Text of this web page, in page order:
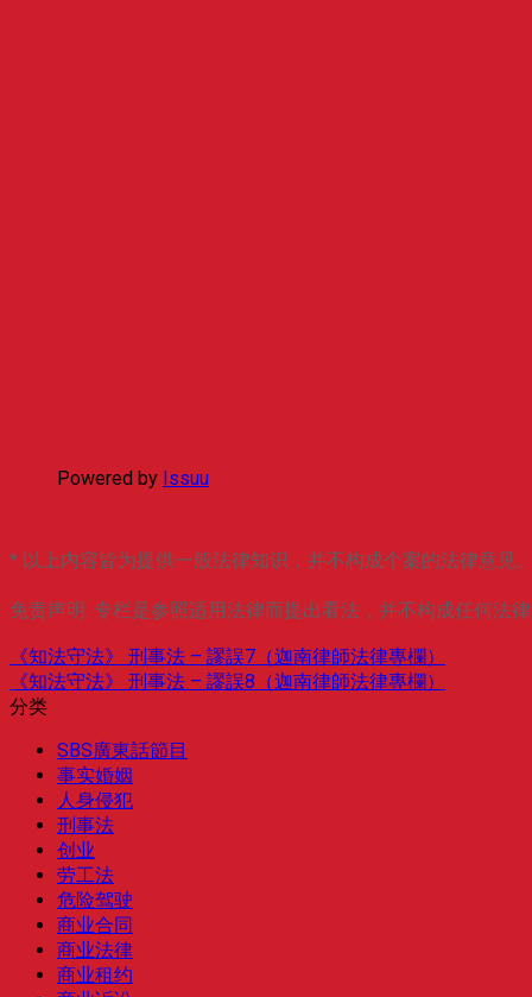
Powered by Issuu
* 以上内容皆为提供一般法律知识，并不构成个案的法律意见
免责声明: 专栏是参照适用法​​律而提出看法，并不构成任何法
《知法守法》 刑事法 – 謬誤7（迦南律師法律專欄）
《知法守法》 刑事法 – 謬誤8（迦南律師法律專欄）
分类
SBS廣東話節目
事实婚姻
人身侵犯
刑事法
创业
劳工法
危险驾驶
商业合同
商业法律
商业租约